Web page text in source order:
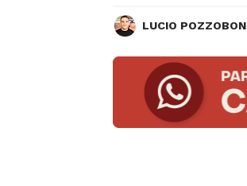
LUCIO POZZOBON